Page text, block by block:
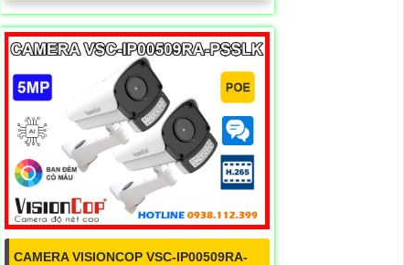
CAMERA VISIONCOP VSC-IP00509RA-